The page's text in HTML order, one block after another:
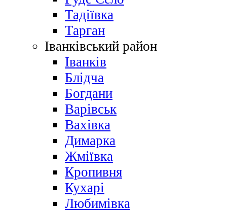
Тадіївка
Тарган
Іванківський район
Іванків
Блідча
Богдани
Варівськ
Вахівка
Димарка
Жміївка
Кропивня
Кухарі
Любимівка